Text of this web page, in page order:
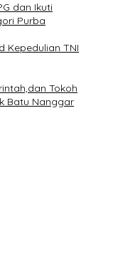
dan Ikuti
Purba
Kepedulian TNI
Tokoh
Batu Nanggar